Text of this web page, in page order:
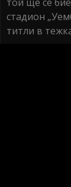
стадион
титли в